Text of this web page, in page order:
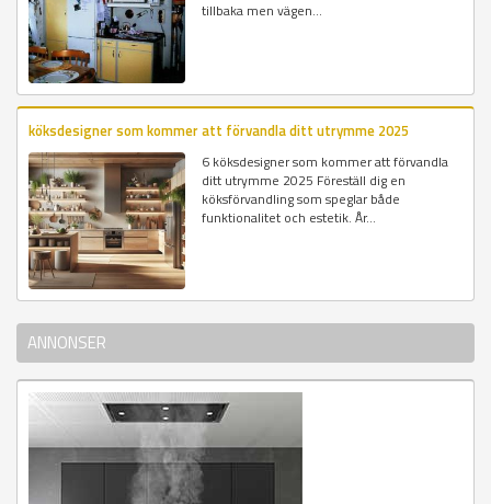
tillbaka men vägen...
köksdesigner som kommer att förvandla ditt utrymme 2025
6 köksdesigner som kommer att förvandla
ditt utrymme 2025 Föreställ dig en
köksförvandling som speglar både
funktionalitet och estetik. År...
ANNONSER